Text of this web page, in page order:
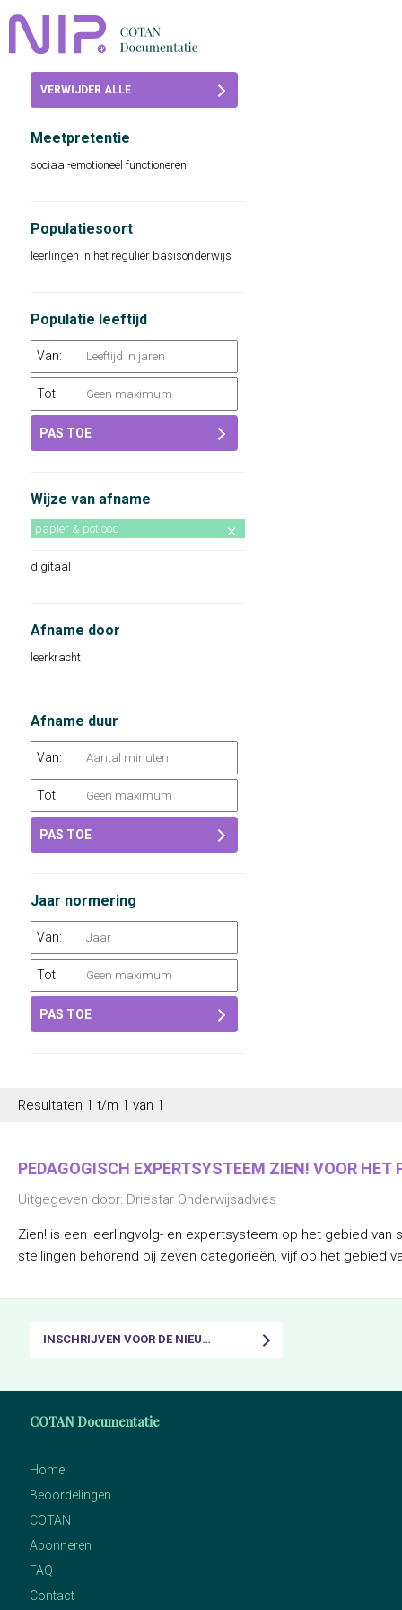
VERWIJDER ALLE
Meetpretentie
sociaal-emotioneel functioneren
Populatiesoort
leerlingen in het regulier basisonderwijs
Populatie leeftijd
Van:
Tot:
PAS TOE
Wijze van afname
papier & potlood
digitaal
Afname door
leerkracht
Afname duur
Van:
Tot:
PAS TOE
Jaar normering
Van:
Tot:
PAS TOE
Resultaten 1 t/m 1 van 1
PEDAGOGISCH EXPERTSYSTEEM ZIEN! VOOR HET
Uitgegeven door: Driestar Onderwijsadvies
Zien! is een leerlingvolg- en expertsysteem op het gebied
stellingen behorend bij zeven categorieën, vijf op het gebied
INSCHRIJVEN VOOR DE NIEUWSBRIEF
COTAN Documentatie
Home
Beoordelingen
COTAN
Abonneren
FAQ
Contact